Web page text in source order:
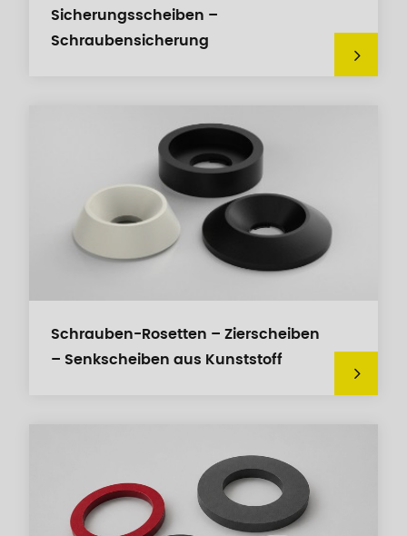
Sicherungsscheiben –
Schraubensicherung
Schrauben-Rosetten – Zierscheiben
– Senkscheiben aus Kunststoff